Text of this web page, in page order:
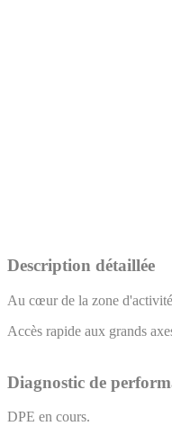
Description détaillée
Au cœur de la zone
Accès rapide aux grands
Diagnostic de
DPE en cours.